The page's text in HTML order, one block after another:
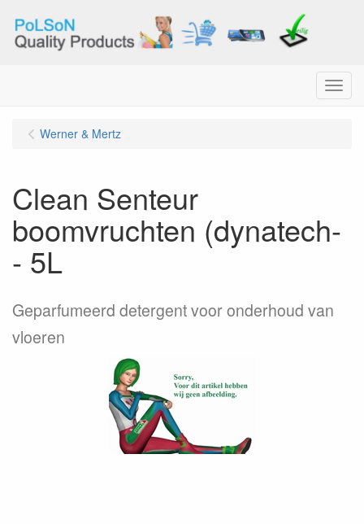
Menu
Werner & Mertz
Clean Senteur
boomvruchten (dynatech-
- 5L
Geparfumeerd detergent voor onderhoud van
vloeren